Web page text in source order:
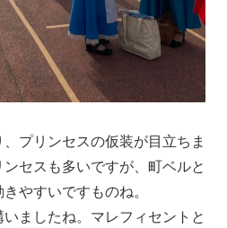
プリンセスの仮装が目立ちま
セスも多いですが、町ベルと
やすいですものね。
ましたね。マレフィセントと